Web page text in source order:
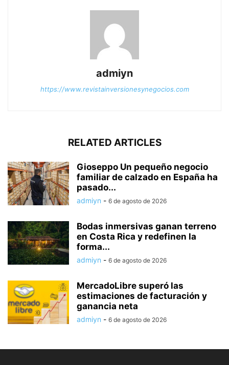
admiyn
https://www.revistainversionesynegocios.com
RELATED ARTICLES
Gioseppo Un pequeño negocio
familiar de calzado en España ha
pasado...
admiyn - 6 de agosto de 2026
Bodas inmersivas ganan terreno
en Costa Rica y redefinen la
forma...
admiyn - 6 de agosto de 2026
MercadoLibre superó las
estimaciones de facturación y
ganancia neta
admiyn - 6 de agosto de 2026